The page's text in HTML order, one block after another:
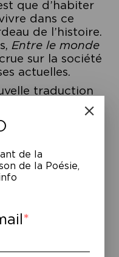
que d’habiter
dans ce
de l’histoire.
Entre le monde
sur la société
actuelles.
traduction
inédit, nous
la parole à
ouvrage
Et cette
part
de la
de la Poésie,